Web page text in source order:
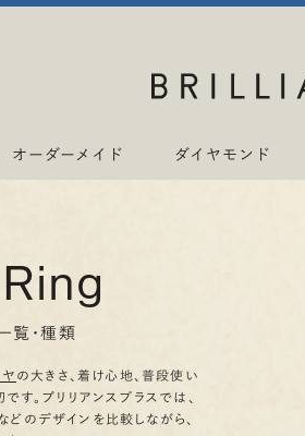
オーダーメイド ダイヤモンド
覧・種類
の大きさ、着け心地、普段使い
す。ブリリアンスプラスでは、
どのデザインを比較しながら、